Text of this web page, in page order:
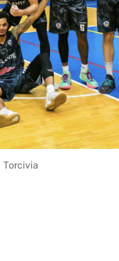
Torcivia